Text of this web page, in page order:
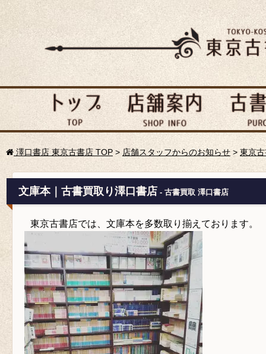
澤口書店 東京古書店 TOP > 店舗スタッフからのお知らせ> 東京
文庫本｜古書買取り澤口書店 - 古書買取 澤口書店
東京古書店では、文庫本を多数取り揃えております。